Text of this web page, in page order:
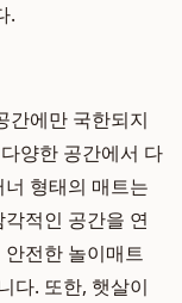
.
간에만 국한되지
양한 공간에서 다
형태의 매트는
적인 공간을 연
전한 놀이매트
다. 또한, 햇살이